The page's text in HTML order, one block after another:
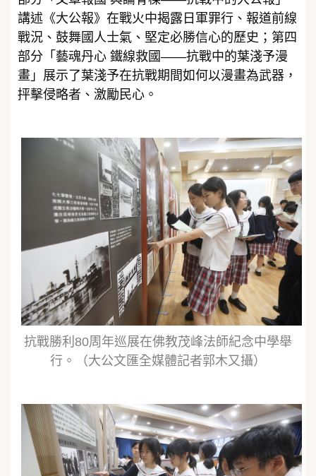
講述《大公報》在戰火中揭露日軍罪行、報道前線
戰況、鼓舞國人士氣、堅定必勝信心的歷史；第四
部分「藝魂丹心 鐵線救國——抗戰中的葉淺予漫
畫」展示了葉淺予在抗戰期間如何以漫畫為武器，
抨擊侵略者、激勵民心。
抗戰勝利80周年巡展在佛教茂峰法師紀念中學舉
行。（大公文匯全媒體記者郭木又攝）